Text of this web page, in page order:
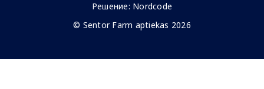
Решение: Nordcode
© Sentor Farm aptiekas 2026